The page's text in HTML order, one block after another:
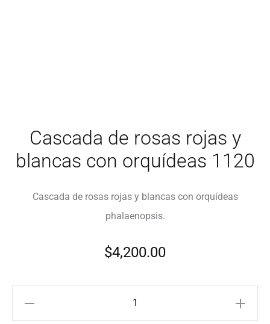
Cascada de rosas rojas y
blancas con orquídeas 1120
Cascada de rosas rojas y blancas con orquídeas
phalaenopsis.
$4,200.00